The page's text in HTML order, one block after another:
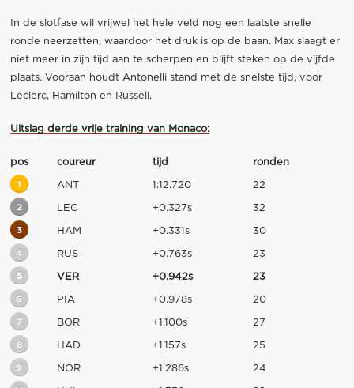
In de slotfase wil vrijwel het hele veld nog een laatste snelle
ronde neerzetten, waardoor het druk is op de baan. Max slaagt er
niet meer in zijn tijd aan te scherpen en blijft steken op de vijfde
plaats. Vooraan houdt Antonelli stand met de snelste tijd, voor
Leclerc, Hamilton en Russell.
Uitslag derde vrije training van Monaco:
pos coureur tijd ronden
1 ANT 1:12.720 22
2 LEC +0.327s 32
3 HAM +0.331s 30
4 RUS +0.763s 23
5 VER +0.942s 23
6 PIA +0.978s 20
7 BOR +1.100s 27
8 HAD +1.157s 25
9 NOR +1.286s 24